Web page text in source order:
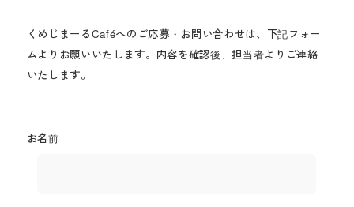
くめじまーるCaféへのご応募・お問い合わせは、下記フォー
ムよりお願いいたします。 内容を確認後、担当者よりご連絡
いたします。
お名前